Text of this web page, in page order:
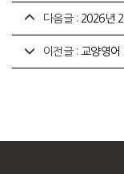
다음글 : 2026년
이전글 : 교양영어